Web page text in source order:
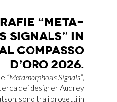
“ME­TA­
SI­GNALS” IN
COM­PAS­SO
D’O­RO 2026.
“Metamorphosis Signals”,
dei designer Audrey
sono tra i progetti in